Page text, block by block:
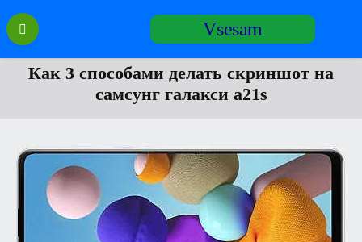
Перейти
содержанию
Vsesam
Как 3 способами делать скриншот на
самсунг галакси а21s